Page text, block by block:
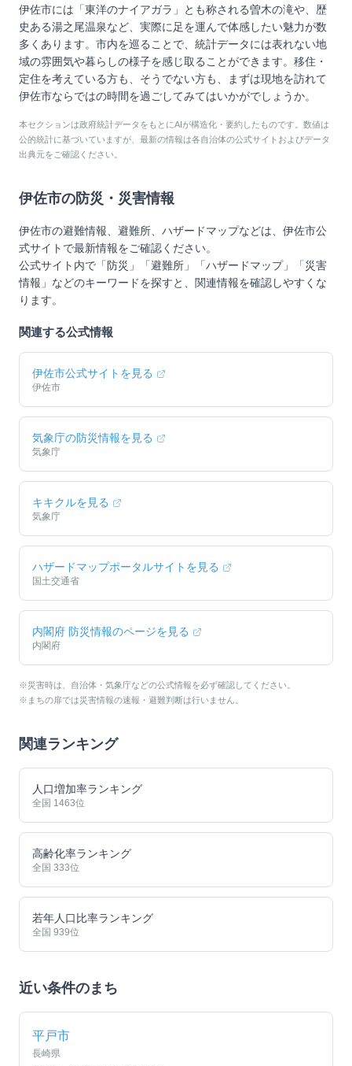
伊佐市には「東洋のナイアガラ」とも称される曽木の滝や、歴
史ある湯之尾温泉など、実際に足を運んで体感したい魅力が数
多くあります。市内を巡ることで、統計データには表れない地
域の雰囲気や暮らしの様子を感じ取ることができます。移住・
定住を考えている方も、そうでない方も、まずは現地を訪れて
伊佐市ならではの時間を過ごしてみてはいかがでしょうか。
本セクションは政府統計データをもとにAIが構造化・要約したものです。数値は
公的統計に基づいていますが、最新の情報は各自治体の公式サイトおよびデータ
出典元をご確認ください。
伊佐市の防災・災害情報
伊佐市の避難情報、避難所、ハザードマップなどは、 伊佐市公
式サイトで最新情報をご確認ください。
公式サイト内で「防災」「避難所」「ハザードマップ」「災害
情報」などのキーワードを探すと、関連情報を確認しやすくな
ります。
関連する公式情報
伊佐市公式サイトを見る
伊佐市
気象庁の防災情報を見る
気象庁
キキクルを見る
気象庁
ハザードマップポータルサイトを見る
国土交通省
内閣府 防災情報のページを見る
内閣府
※災害時は、自治体・気象庁などの公式情報を必ず確認してください。
※まちの扉では災害情報の速報・避難判断は行いません。
関連ランキング
人口増加率ランキング
全国 1463位
高齢化率ランキング
全国 333位
若年人口比率ランキング
全国 939位
近い条件のまち
平戸市
長崎県